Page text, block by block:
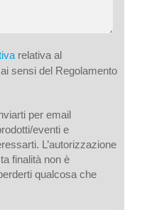
relativa al
sensi del Regolamento
per email
eventi e
L’autorizzazione
finalità non è
qualcosa che